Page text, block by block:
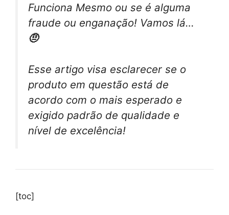
Funciona Mesmo ou se é alguma
fraude ou enganação! Vamos lá…
🤨
Esse artigo visa esclarecer se o
produto em questão está de
acordo com o mais esperado e
exigido padrão de qualidade e
nível de excelência!
[toc]